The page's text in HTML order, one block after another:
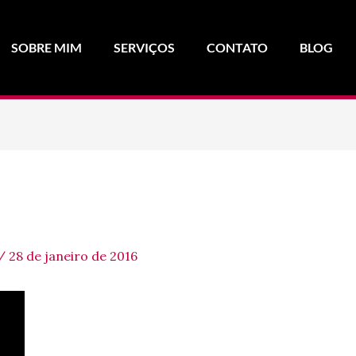
SOBRE MIM SERVIÇOS CONTATO BLOG
/ 28 de janeiro de 2016